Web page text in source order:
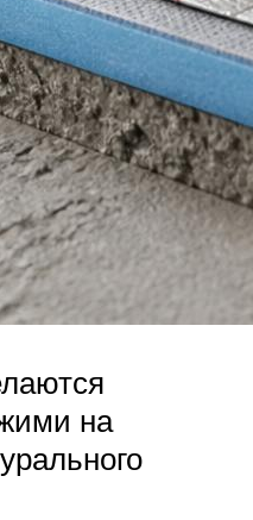
на